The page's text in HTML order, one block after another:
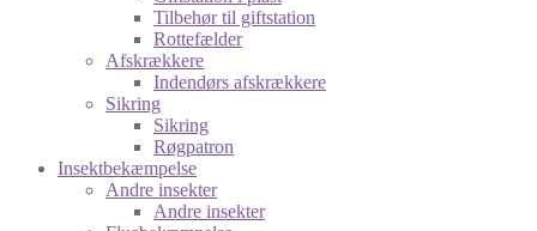
Tilbehør til giftstation
Rottefælder
Afskrækkere
Indendørs afskrækkere
Sikring
Sikring
Røgpatron
Insektbekæmpelse
Andre insekter
Andre insekter